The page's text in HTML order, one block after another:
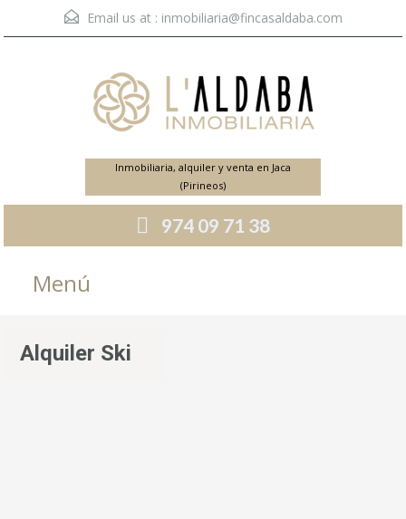
Email us at : inmobiliaria@fincasaldaba.com
Inmobiliaria, alquiler y venta en Jaca
(Pirineos)
974 09 71 38
Menú
Alquiler Ski